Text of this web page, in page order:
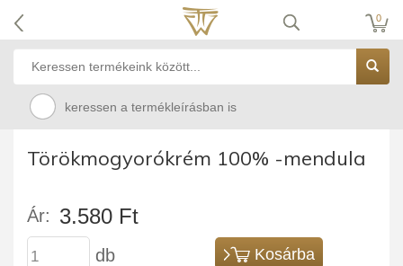
0
keressen a termékleírásban is
Törökmogyorókrém 100% -mendula
Ár: 3.580 Ft
db Kosárba